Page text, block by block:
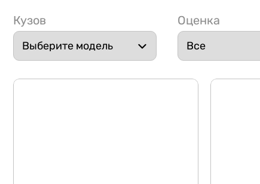
Кузов Оценка